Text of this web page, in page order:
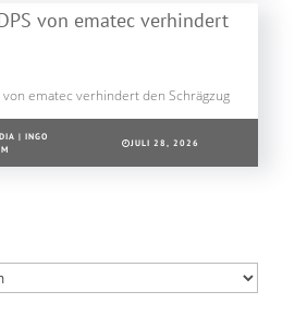
ematec verhindert den Schrägzug
| INGO
JULI 28, 2026